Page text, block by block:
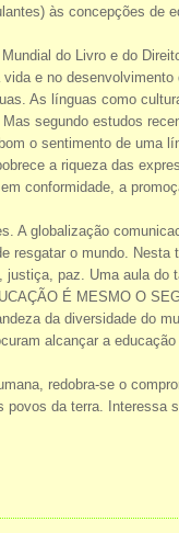
às concepções de
do Livro e do
e no
As línguas como
segundo estudos
o sentimento de uma
a riqueza das
conformidade, a
A globalização
resgatar o mundo.
paz. Uma aula do
É MESMO O
da diversidade do
alcançar a
redobra-se o
da terra. Interessa